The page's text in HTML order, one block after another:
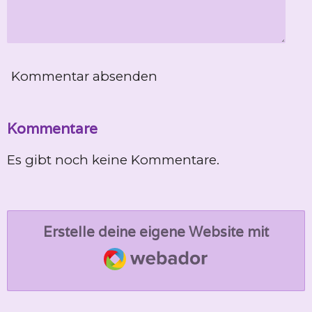
Kommentar absenden
Kommentare
Es gibt noch keine Kommentare.
Erstelle deine eigene Website mit
Webador